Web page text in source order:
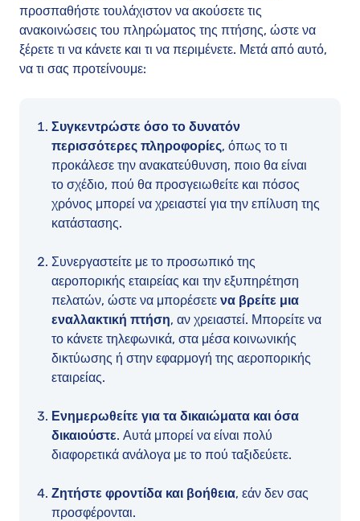
προσπαθήστε τουλάχιστον να ακούσετε τις
ανακοινώσεις του πληρώματος της πτήσης, ώστε να
ξέρετε τι να κάνετε και τι να περιμένετε. Μετά από αυτό,
να τι σας προτείνουμε:
Συγκεντρώστε όσο το δυνατόν
περισσότερες πληροφορίες, όπως το τι
προκάλεσε την ανακατεύθυνση, ποιο θα είναι
το σχέδιο, πού θα προσγειωθείτε και πόσος
χρόνος μπορεί να χρειαστεί για την επίλυση της
κατάστασης.
Συνεργαστείτε με το προσωπικό της
αεροπορικής εταιρείας και την εξυπηρέτηση
πελατών, ώστε να μπορέσετε να βρείτε μια
εναλλακτική πτήση, αν χρειαστεί. Μπορείτε να
το κάνετε τηλεφωνικά, στα μέσα κοινωνικής
δικτύωσης ή στην εφαρμογή της αεροπορικής
εταιρείας.
Ενημερωθείτε για τα δικαιώματα και όσα
δικαιούστε. Αυτά μπορεί να είναι πολύ
διαφορετικά ανάλογα με το πού ταξιδεύετε.
Ζητήστε φροντίδα και βοήθεια, εάν δεν σας
προσφέρονται.